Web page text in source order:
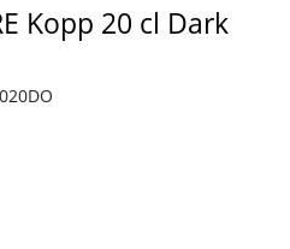
Kopp 20 cl Dark